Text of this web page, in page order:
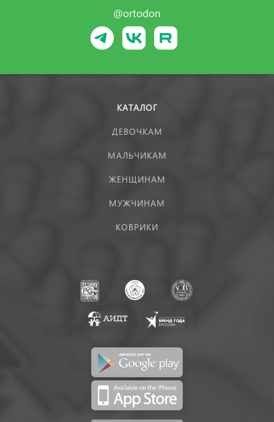
@ortodon
КАТАЛОГ
ДЕВОЧКАМ
МАЛЬЧИКАМ
ЖЕНЩИНАМ
МУЖЧИНАМ
КОВРИКИ